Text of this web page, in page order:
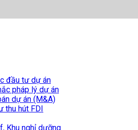
đầu tư dự án
pháp lý dự án
dự án (M&A)
thu hút FDI
Khu nghỉ dưỡng